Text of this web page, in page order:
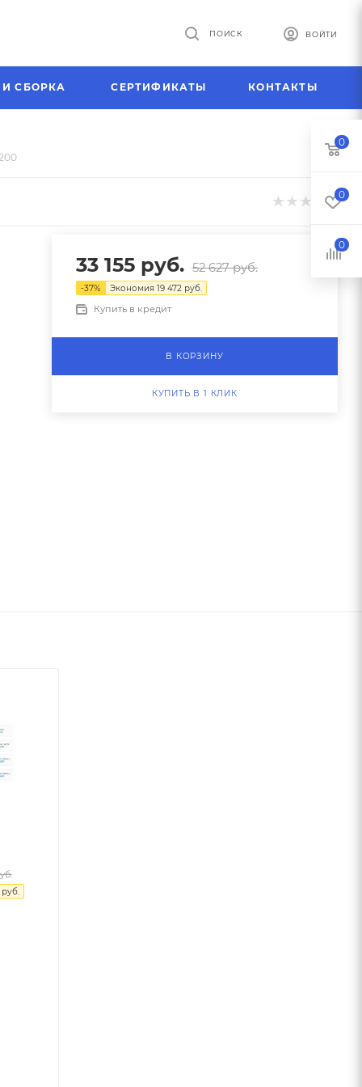
ВОЙТИ
ПОИСК
СБОРКА СЕРТИФИКАТЫ КОНТАКТЫ
33 155руб. 52 627руб.
-37% Экономия 19 472руб.
Купить в кредит
В КОРЗИНУ
КУПИТЬ В 1 КЛИК
0
0
0